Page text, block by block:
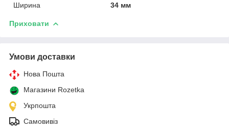
Ширина
34 мм
Приховати
Умови доставки
Нова Пошта
Магазини Rozetka
Укрпошта
Самовивіз